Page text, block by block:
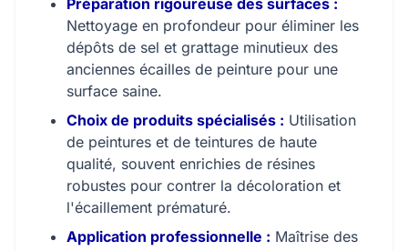
Préparation rigoureuse des surfaces :
Nettoyage en profondeur pour éliminer les
dépôts de sel et grattage minutieux des
anciennes écailles de peinture pour une
surface saine.
Choix de produits spécialisés : Utilisation
de peintures et de teintures de haute
qualité, souvent enrichies de résines
robustes pour contrer la décoloration et
l'écaillement prématuré.
Application professionnelle : Maîtrise des